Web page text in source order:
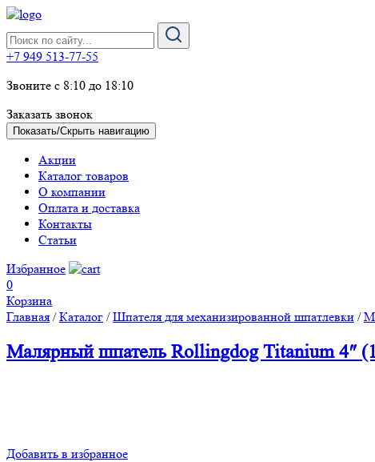
+7 949 513-77-55
Звоните с 8:10 до 18:10
Заказать звонок
Показать/Скрыть навигацию
Акции
Каталог товаров
О компании
Оплата и доставка
Контакты
Статьи
Избранное
0
Корзина
Главная /Каталог /Шпателя для механизированной шпатлевки /
Малярный шпатель Rollingdog Titanium 4″
Добавить в избранное